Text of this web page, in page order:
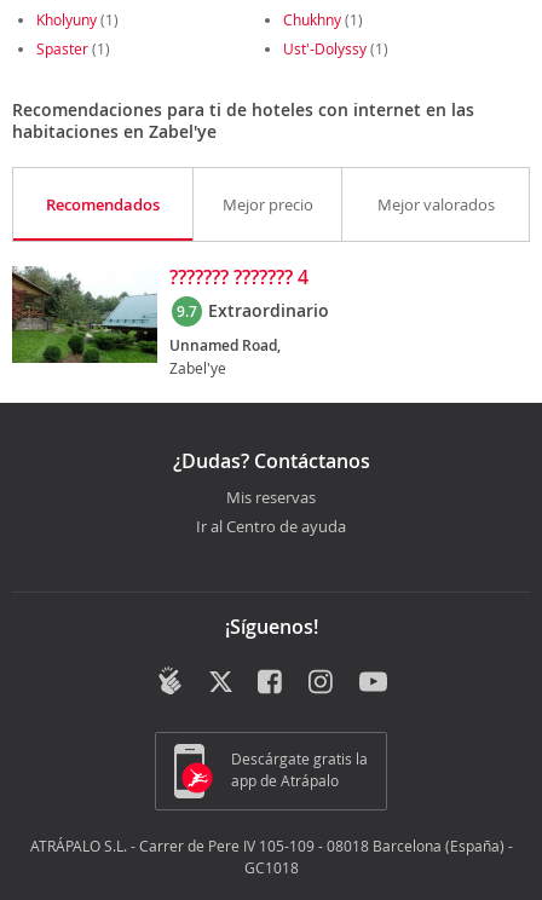
Kholyuny(1) Chukhny(1)
Spaster(1) Ust'-Dolyssy(1)
Recomendaciones para ti de hoteles con internet en las
habitaciones en Zabel'ye
Recomendados Mejor precio Mejor valorados
??????? ??????? 4
9.7 Extraordinario
Unnamed Road,
Zabel'ye
¿Dudas? Contáctanos
Mis reservas
Ir al Centro de ayuda
¡Síguenos!
Descárgate gratis la
app de Atrápalo
ATRÁPALO S.L. - Carrer de Pere IV 105-109 - 08018 Barcelona (España) -
GC1018